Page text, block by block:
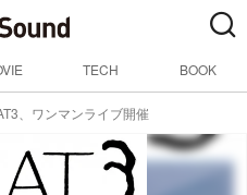
TECH BOOK
、ワンマンライブ開催